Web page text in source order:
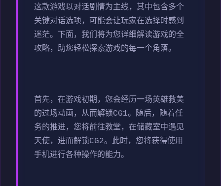
这款游戏以对话剧情为主线，其中包含多个
关键对话选项，可能会让玩家在选择时感到
迷茫。下面，我们将为您详细解读游戏的全
攻略，助您轻松探索游戏的每一个角落。
首先，在游戏初期，您会经历一场英雄救美
的过场动画，从而解锁CG1。随后，随着任
务的推进，您将前往教堂，在储藏室中遇见
天使，进而解锁CG2。此时，您将获得使用
手机进行各种操作的能力。